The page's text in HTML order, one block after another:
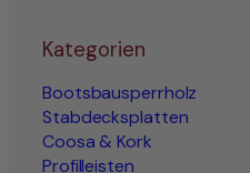
Kategorien
Bootsbausperrholz
Stabdecksplatten
Coosa & Kork
Profilleisten